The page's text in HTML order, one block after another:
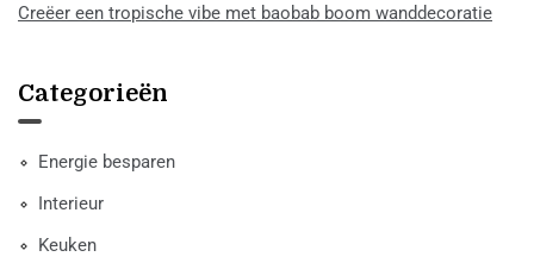
Creëer een tropische vibe met baobab boom wanddecoratie
Categorieën
Energie besparen
Interieur
Keuken